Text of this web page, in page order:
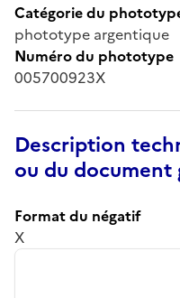
Catégorie du
phototype argentique
Numéro du phototype
005700923X
Description
ou du document
Format du négatif
X